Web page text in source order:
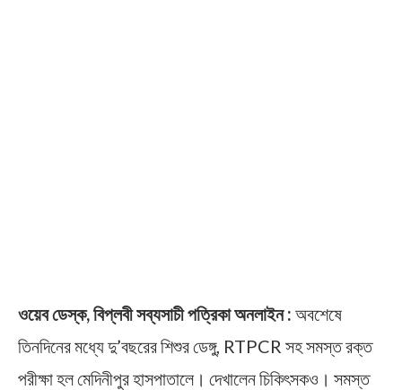
ওয়েব ডেস্ক, বিপ্লবী সব্যসাচী পত্রিকা অনলাইন : অবশেষে
তিনদিনের মধ্যে দু’বছরের শিশুর ডেঙ্গু, RTPCR সহ সমস্ত রক্ত
পরীক্ষা হল মেদিনীপুর হাসপাতালে। দেখালেন চিকিৎসকও। সমস্ত